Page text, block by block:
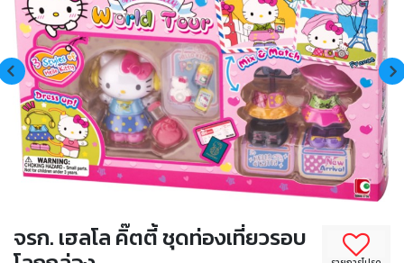
จรก. เฮลโล คิ๊ตตี้ ชุดท่องเที่ยวรอบ